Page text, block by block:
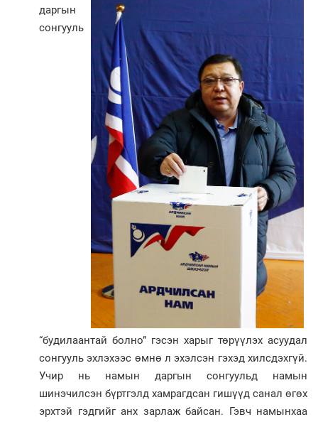
даргын
сонгууль
“будилаантай болно” гэсэн харыг төрүүлэх асуудал
сонгууль эх­лэ­хээс өмнө л эхэлсэн гэхэд хилсдэх­гүй.
Учир нь намын даргын сон­гуульд намын
шинэчилсэн бүрт­гэлд хамрагдсан гишүүд санал өгөх
эрхтэй гэдгийг анх зар­лаж байсан. Гэвч намынхаа